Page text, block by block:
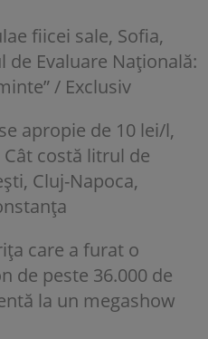
fiicei sale, Sofia,
de Evaluare Națională:
/ Exclusiv
apropie de 10 lei/l,
costă litrul de
Cluj-Napoca,
care a furat o
de peste 36.000 de
la un megashow